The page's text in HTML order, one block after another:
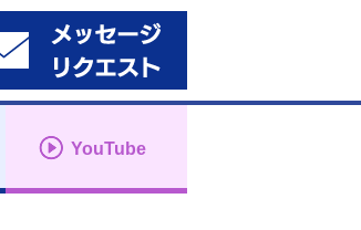
YouTube